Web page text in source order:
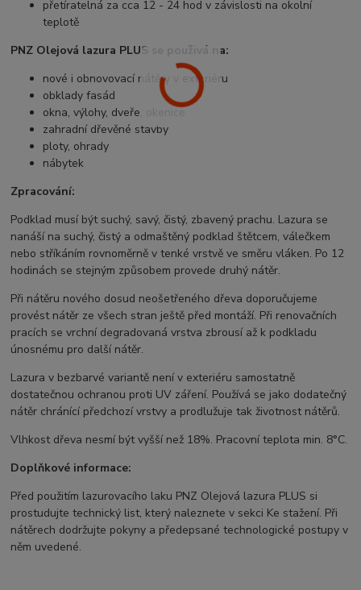
přetíratelná za cca 12 - 24 hod v závislosti na okolní
teplotě
PNZ Olejová lazura PLUS se použivá na:
nové i obnovovací nátěry v exteriéru
obklady fasád
okna, výlohy, dveře, okenice
zahradní dřevěné stavby
ploty, ohrady
nábytek
Zpracování:
Podklad musí být suchý, savý, čistý, zbavený prachu. Lazura se
nanáší na suchý, čistý a odmaštěný podklad štětcem, válečkem
nebo stříkáním rovnoměrně v tenké vrstvě ve směru vláken. Po 12
hodinách se stejným způsobem provede druhý nátěr.
Při nátěru nového dosud neošetřeného dřeva doporučujeme
provést nátěr ze všech stran ještě před montáží. Při renovačních
pracích se vrchní degradovaná vrstva zbrousí až k podkladu
únosnému pro další nátěr.
Lazura v bezbarvé variantě není v exteriéru samostatně
dostatečnou ochranou proti UV záření. Používá se jako dodatečný
nátěr chránící předchozí vrstvy a prodlužuje tak životnost nátěrů.
Vlhkost dřeva nesmí být vyšší než 18%. Pracovní teplota min. 8°C.
Doplňkové informace:
Před použitím lazurovacího laku PNZ Olejová lazura PLUS si
prostudujte technický list, který naleznete v sekci Ke stažení. Při
nátěrech dodržujte pokyny a předepsané technologické postupy v
něm uvedené.